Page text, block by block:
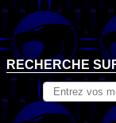
RECHERCHE